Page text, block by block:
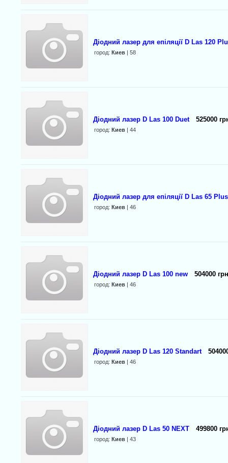
Діодний лазер для епіляції D Las 120
город: Киев| 58
Діодний лазер D Las 100 Duet 525000
город: Киев| 44
Діодний лазер для епіляції D Las 65
город: Киев| 46
Діодний лазер D Las 100 new 504000
город: Киев| 46
Діодний лазер D Las 120 Stаndart
город: Киев| 46
Діодний лазер D Las 50 NEXT 499800
город: Киев| 43